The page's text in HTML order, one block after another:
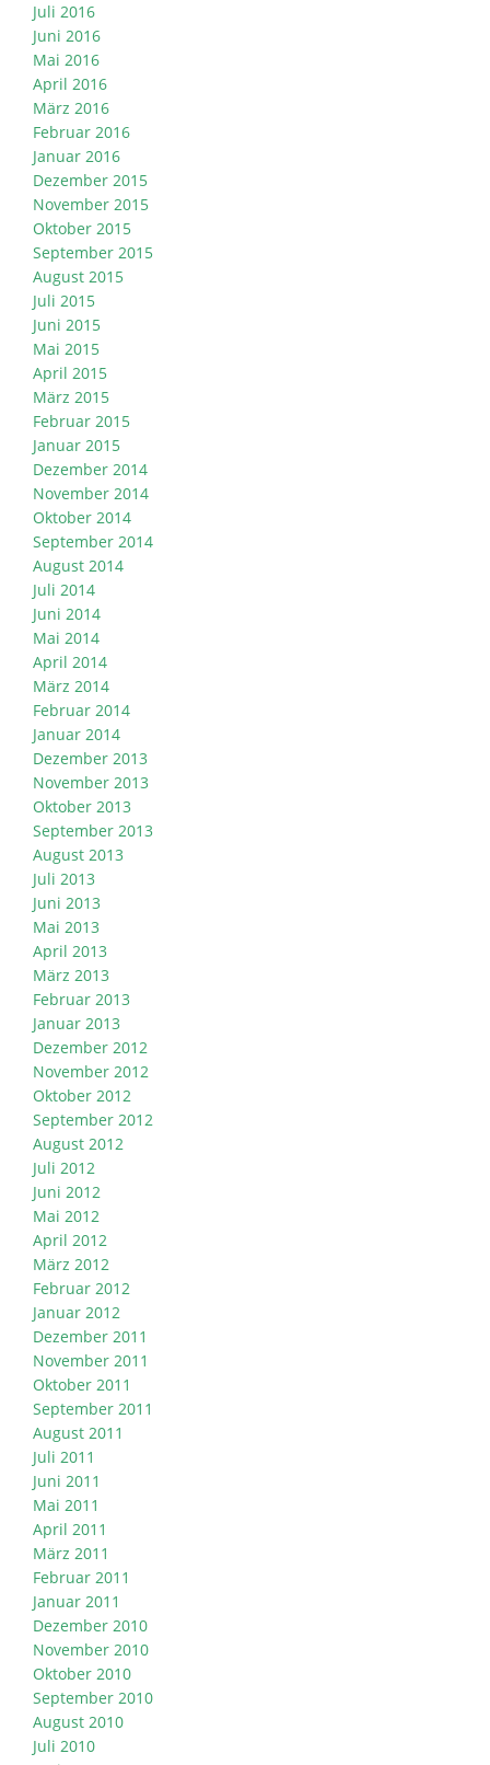
Juli 2016
Juni 2016
Mai 2016
April 2016
März 2016
Februar 2016
Januar 2016
Dezember 2015
November 2015
Oktober 2015
September 2015
August 2015
Juli 2015
Juni 2015
Mai 2015
April 2015
März 2015
Februar 2015
Januar 2015
Dezember 2014
November 2014
Oktober 2014
September 2014
August 2014
Juli 2014
Juni 2014
Mai 2014
April 2014
März 2014
Februar 2014
Januar 2014
Dezember 2013
November 2013
Oktober 2013
September 2013
August 2013
Juli 2013
Juni 2013
Mai 2013
April 2013
März 2013
Februar 2013
Januar 2013
Dezember 2012
November 2012
Oktober 2012
September 2012
August 2012
Juli 2012
Juni 2012
Mai 2012
April 2012
März 2012
Februar 2012
Januar 2012
Dezember 2011
November 2011
Oktober 2011
September 2011
August 2011
Juli 2011
Juni 2011
Mai 2011
April 2011
März 2011
Februar 2011
Januar 2011
Dezember 2010
November 2010
Oktober 2010
September 2010
August 2010
Juli 2010